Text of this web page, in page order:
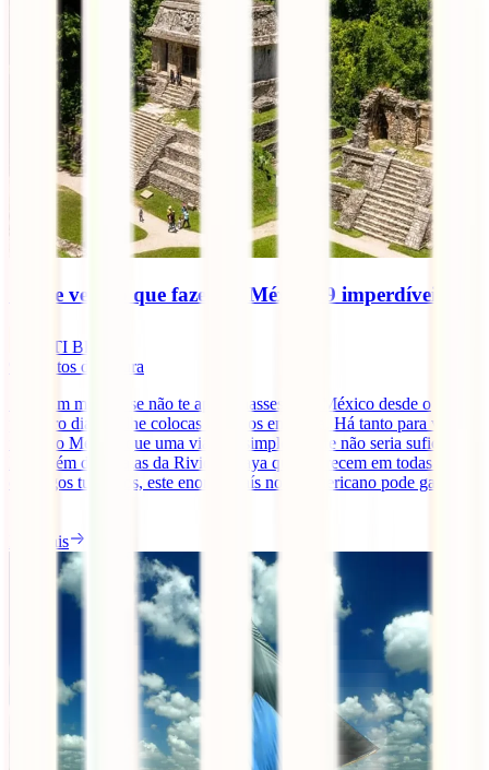
O que ver e o que fazer no México: 9 imperdíveis
IATI Blog
minutos de leitura
Seria um milagre se não te apaixonasses pelo México desde o
primeiro dia que lhe colocas os olhos em cima. Há tanto para ver e
fazer no México que uma viagem simplesmente não seria suficiente.
Para além das praias da Riviera Maya que aparecem em todas os
catálogos turísticos, este enorme país norte-americano pode gabar-se
Ler mais